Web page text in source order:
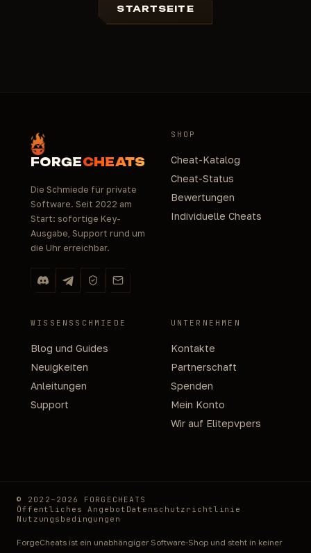
STARTSEITE
FORGECHEATS
Die Schmiede für private
Software. Seit 2022 am
Start: sofortige Key-
Ausgabe, Support rund um
die Uhr erreichbar.
SHOP
Cheat-Katalog
Cheat-Status
Bewertungen
Individuelle Cheats
WISSENSSCHMIEDE
Blog und Guides
Neuigkeiten
Anleitungen
Support
UNTERNEHMEN
Kontakte
Partnerschaft
Spenden
Mein Konto
Wir auf Elitepvpers
© 2022–2026 FORGECHEATS
Öffentliches Angebot Datenschutzrichtlinie
Nutzungsbedingungen
ForgeCheats ist ein unabhängiger Software-Shop und steht in keiner